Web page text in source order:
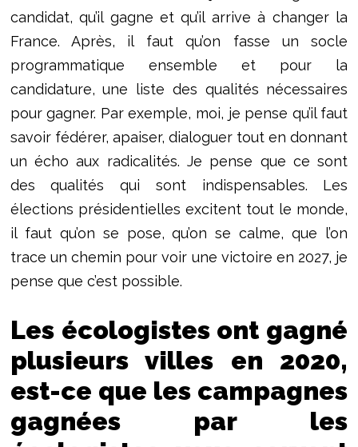
candidat, qu’il gagne et qu’il arrive à changer la
France. Après, il faut qu’on fasse un socle
programmatique ensemble et pour la
candidature, une liste des qualités nécessaires
pour gagner. Par exemple, moi, je pense qu’il faut
savoir fédérer, apaiser, dialoguer tout en donnant
un écho aux radicalités. Je pense que ce sont
des qualités qui sont indispensables. Les
élections présidentielles excitent tout le monde,
il faut qu’on se pose, qu’on se calme, que l’on
trace un chemin pour voir une victoire en 2027, je
pense que c’est possible.
Les écologistes ont gagné
plusieurs villes en 2020,
est-ce que les campagnes
gagnées par les